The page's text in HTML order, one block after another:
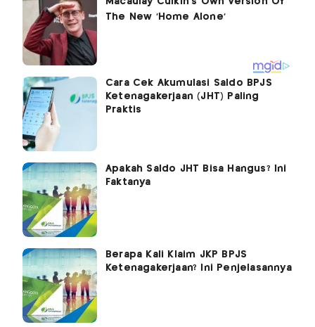
Cara Cek Akumulasi Saldo BPJS
Ketenagakerjaan (JHT) Paling
Praktis
Apakah Saldo JHT Bisa Hangus? Ini
Faktanya
Berapa Kali Klaim JKP BPJS
Ketenagakerjaan? Ini Penjelasannya